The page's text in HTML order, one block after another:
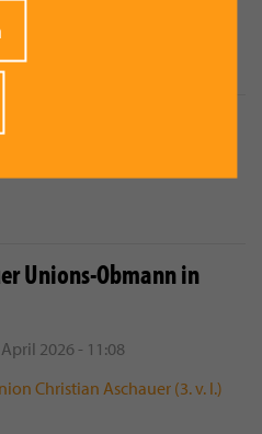
beim UTC Vorchdorf
Unions-Obmann in
2026 - 11:08